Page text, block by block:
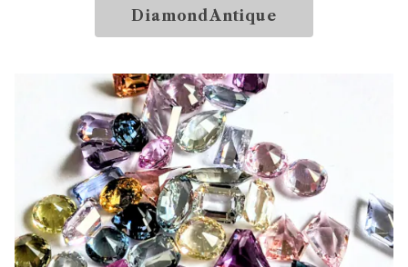
DiamondAntique